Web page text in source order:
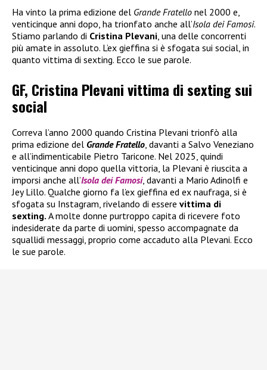
Ha vinto la prima edizione del Grande Fratello nel 2000 e,
venticinque anni dopo, ha trionfato anche all’Isola dei Famosi.
Stiamo parlando di Cristina Plevani , una delle concorrenti
più amate in assoluto. L’ex gieffina si è sfogata sui social, in
quanto vittima di sexting. Ecco le sue parole.
GF, Cristina Plevani vittima di sexting sui
social
Correva l’anno 2000 quando Cristina Plevani trionfò alla
prima edizione del Grande Fratello , davanti a Salvo Veneziano
e all’indimenticabile Pietro Taricone. Nel 2025, quindi
venticinque anni dopo quella vittoria, la Plevani è riuscita a
imporsi anche all’Isola dei Famosi, davanti a Mario Adinolfi e
Jey Lillo. Qualche giorno fa l’ex gieffina ed ex naufraga, si è
sfogata su Instagram, rivelando di essere vittima di
sexting. A molte donne purtroppo capita di ricevere foto
indesiderate da parte di uomini, spesso accompagnate da
squallidi messaggi, proprio come accaduto alla Plevani. Ecco
le sue parole.